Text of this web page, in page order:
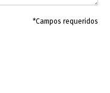
*Campos requeridos